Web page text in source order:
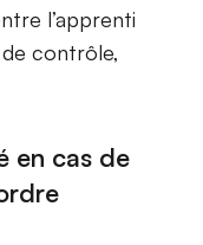
l’apprenti
contrôle,
en cas de